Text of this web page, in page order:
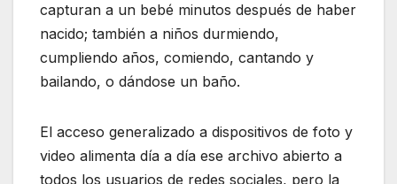
capturan a un bebé minutos después de haber
nacido; también a niños durmiendo,
cumpliendo años, comiendo, cantando y
bailando, o dándose un baño.
El acceso generalizado a dispositivos de foto y
video alimenta día a día ese archivo abierto a
todos los usuarios de redes sociales, pero la